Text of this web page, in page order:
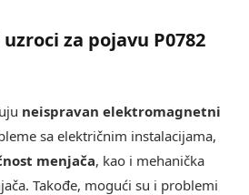
za pojavu P0782
neispravan elektromagnetni
sa električnim instalacijama,
menjača, kao i mehanička
Takođe, mogući su i problemi